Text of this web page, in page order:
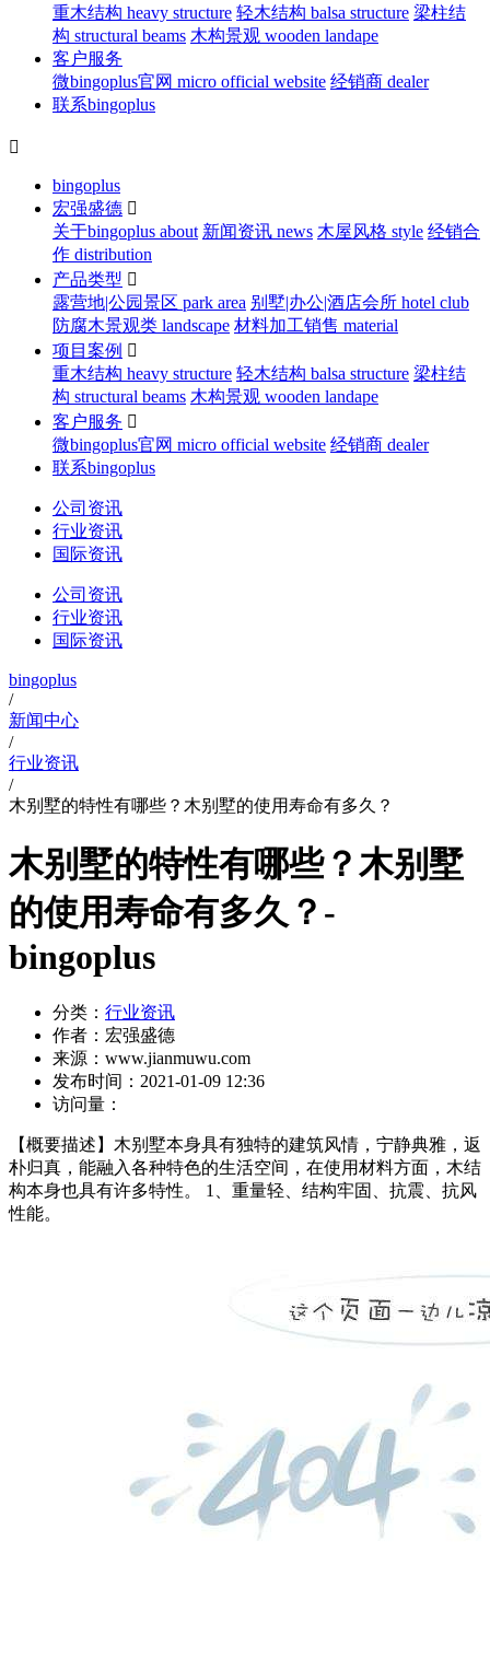
重木结构 heavy structure 轻木结构 balsa structure 梁柱结
构 structural beams 木构景观 wooden landape
客户服务
微bingoplus官网 micro official website 经销商 dealer
联系bingoplus

bingoplus
宏强盛德 
关于bingoplus about 新闻资讯 news 木屋风格 style 经销合
作 distribution
产品类型 
露营地|公园景区 park area 别墅|办公|酒店会所 hotel club
防腐木景观类 landscape 材料加工销售 material
项目案例 
重木结构 heavy structure 轻木结构 balsa structure 梁柱结
构 structural beams 木构景观 wooden landape
客户服务 
微bingoplus官网 micro official website 经销商 dealer
联系bingoplus
公司资讯
行业资讯
国际资讯
公司资讯
行业资讯
国际资讯
bingoplus
/
新闻中心
/
行业资讯
/
木别墅的特性有哪些？木别墅的使用寿命有多久？
木别墅的特性有哪些？木别墅
的使用寿命有多久？-
bingoplus
分类： 行业资讯
作者： 宏强盛德
来源： www.jianmuwu.com
发布时间： 2021-01-09 12:36
访问量：
【概要描述】 木别墅本身具有独特的建筑风情，宁静典雅，返
朴归真，能融入各种特色的生活空间，在使用材料方面，木结
构本身也具有许多特性。 1、重量轻、结构牢固、抗震、抗风
性能。